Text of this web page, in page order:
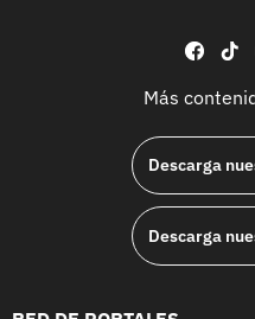
Más
Descarga
Descarga